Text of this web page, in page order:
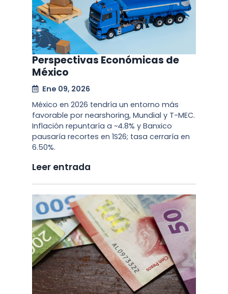
Perspectivas Económicas de
México
Ene 09, 2026
México en 2026 tendría un entorno más
favorable por nearshoring, Mundial y T-MEC.
Inflación repuntaría a ~4.8% y Banxico
pausaría recortes en 1S26; tasa cerraría en
6.50%.
Leer entrada